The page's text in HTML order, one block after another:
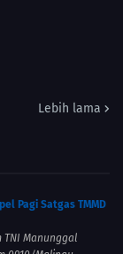
Lebih lama
Pagi Satgas TMMD
TNI Manunggal